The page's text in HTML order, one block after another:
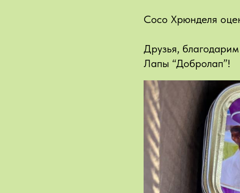
Сосо Хрюнделя
Друзья,
Лапы “Добролап”!